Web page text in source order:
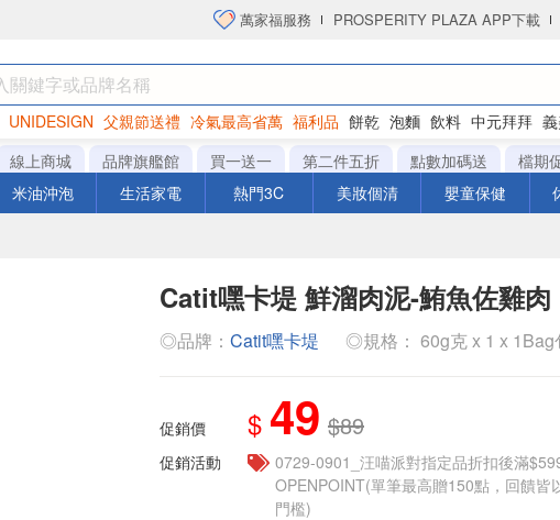
萬家福服務 PROSPERITY PLAZA APP下載
UNIDESIGN 父親節送禮 冷氣最高省萬 福利品 餅乾 泡麵 飲料 中元拜拜
罐頭 海苔 洋芋片
線上商城 品牌旗艦館 買一送一 第二件五折 點數加碼送
檔期
米油沖泡 生活家電 熱門3C 美妝個清 嬰童保健
Catit嘿卡堤 鮮溜肉泥-鮪魚佐雞肉
◎品牌： Catit嘿卡堤 ◎規格： 60g克 x 1 x 1Bag
促銷價 $ 49 $89
促銷活動
0729-0901_汪喵派對指定品折扣後滿
OPENPOINT(單筆最高贈150點，回饋皆
門檻)